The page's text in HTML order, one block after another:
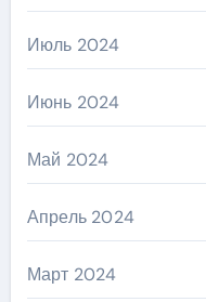
Июль 2024
Июнь 2024
Май 2024
Апрель 2024
Март 2024